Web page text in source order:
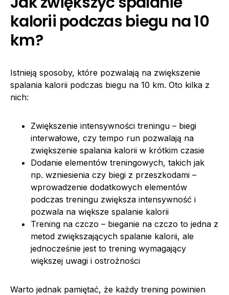
kalorii podczas biegu na 10
km?
Istnieją sposoby, które pozwalają na zwiększenie
spalania kalorii podczas biegu na 10 km. Oto kilka z
nich:
Zwiększenie intensywności treningu – biegi
interwałowe, czy tempo run pozwalają na
zwiększenie spalania kalorii w krótkim czasie
Dodanie elementów treningowych, takich jak
np. wzniesienia czy biegi z przeszkodami –
wprowadzenie dodatkowych elementów
podczas treningu zwiększa intensywność i
pozwala na większe spalanie kalorii
Trening na czczo – bieganie na czczo to jedna z
metod zwiększających spalanie kalorii, ale
jednocześnie jest to trening wymagający
większej uwagi i ostrożności
Warto jednak pamiętać, że każdy trening powinien